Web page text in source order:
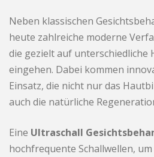
Neben klassischen
heute zahlreiche moderne
die gezielt auf unterschiedliche
eingehen. Dabei kommen
Einsatz, die nicht nur das
auch die natürliche
Eine Ultraschall
hochfrequente Schallwellen,